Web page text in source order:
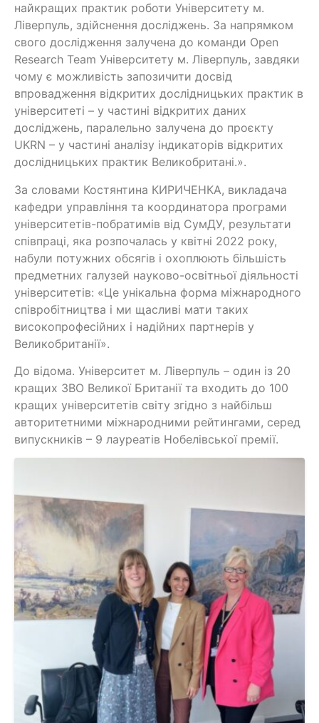
найкращих практик роботи Університету м.
Ліверпуль, здійснення досліджень. За напрямком
свого дослідження залучена до команди Open
Research Team Університету м. Ліверпуль, завдяки
чому є можливість запозичити досвід
впровадження відкритих дослідницьких практик в
університеті – у частині відкритих даних
досліджень, паралельно залучена до проєкту
UKRN – у частині аналізу індикаторів відкритих
дослідницьких практик Великобритані.».
За словами Костянтина КИРИЧЕНКА, викладача
кафедри управління та координатора програми
університетів-побратимів від СумДУ, результати
співпраці, яка розпочалась у квітні 2022 року,
набули потужних обсягів і охоплюють більшість
предметних галузей науково-освітньої діяльності
університетів: «Це унікальна форма міжнародного
співробітництва і ми щасливі мати таких
високопрофесійних і надійних партнерів у
Великобританії».
До відома. Університет м. Ліверпуль – один із 20
кращих ЗВО Великої Британії та входить до 100
кращих університетів світу згідно з найбільш
авторитетними міжнародними рейтингами, серед
випускників – 9 лауреатів Нобелівської премії.